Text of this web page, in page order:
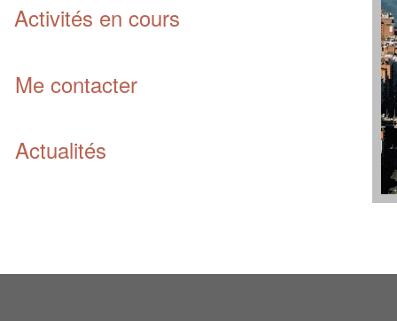
Me contacter
Actualités
Activités en cours